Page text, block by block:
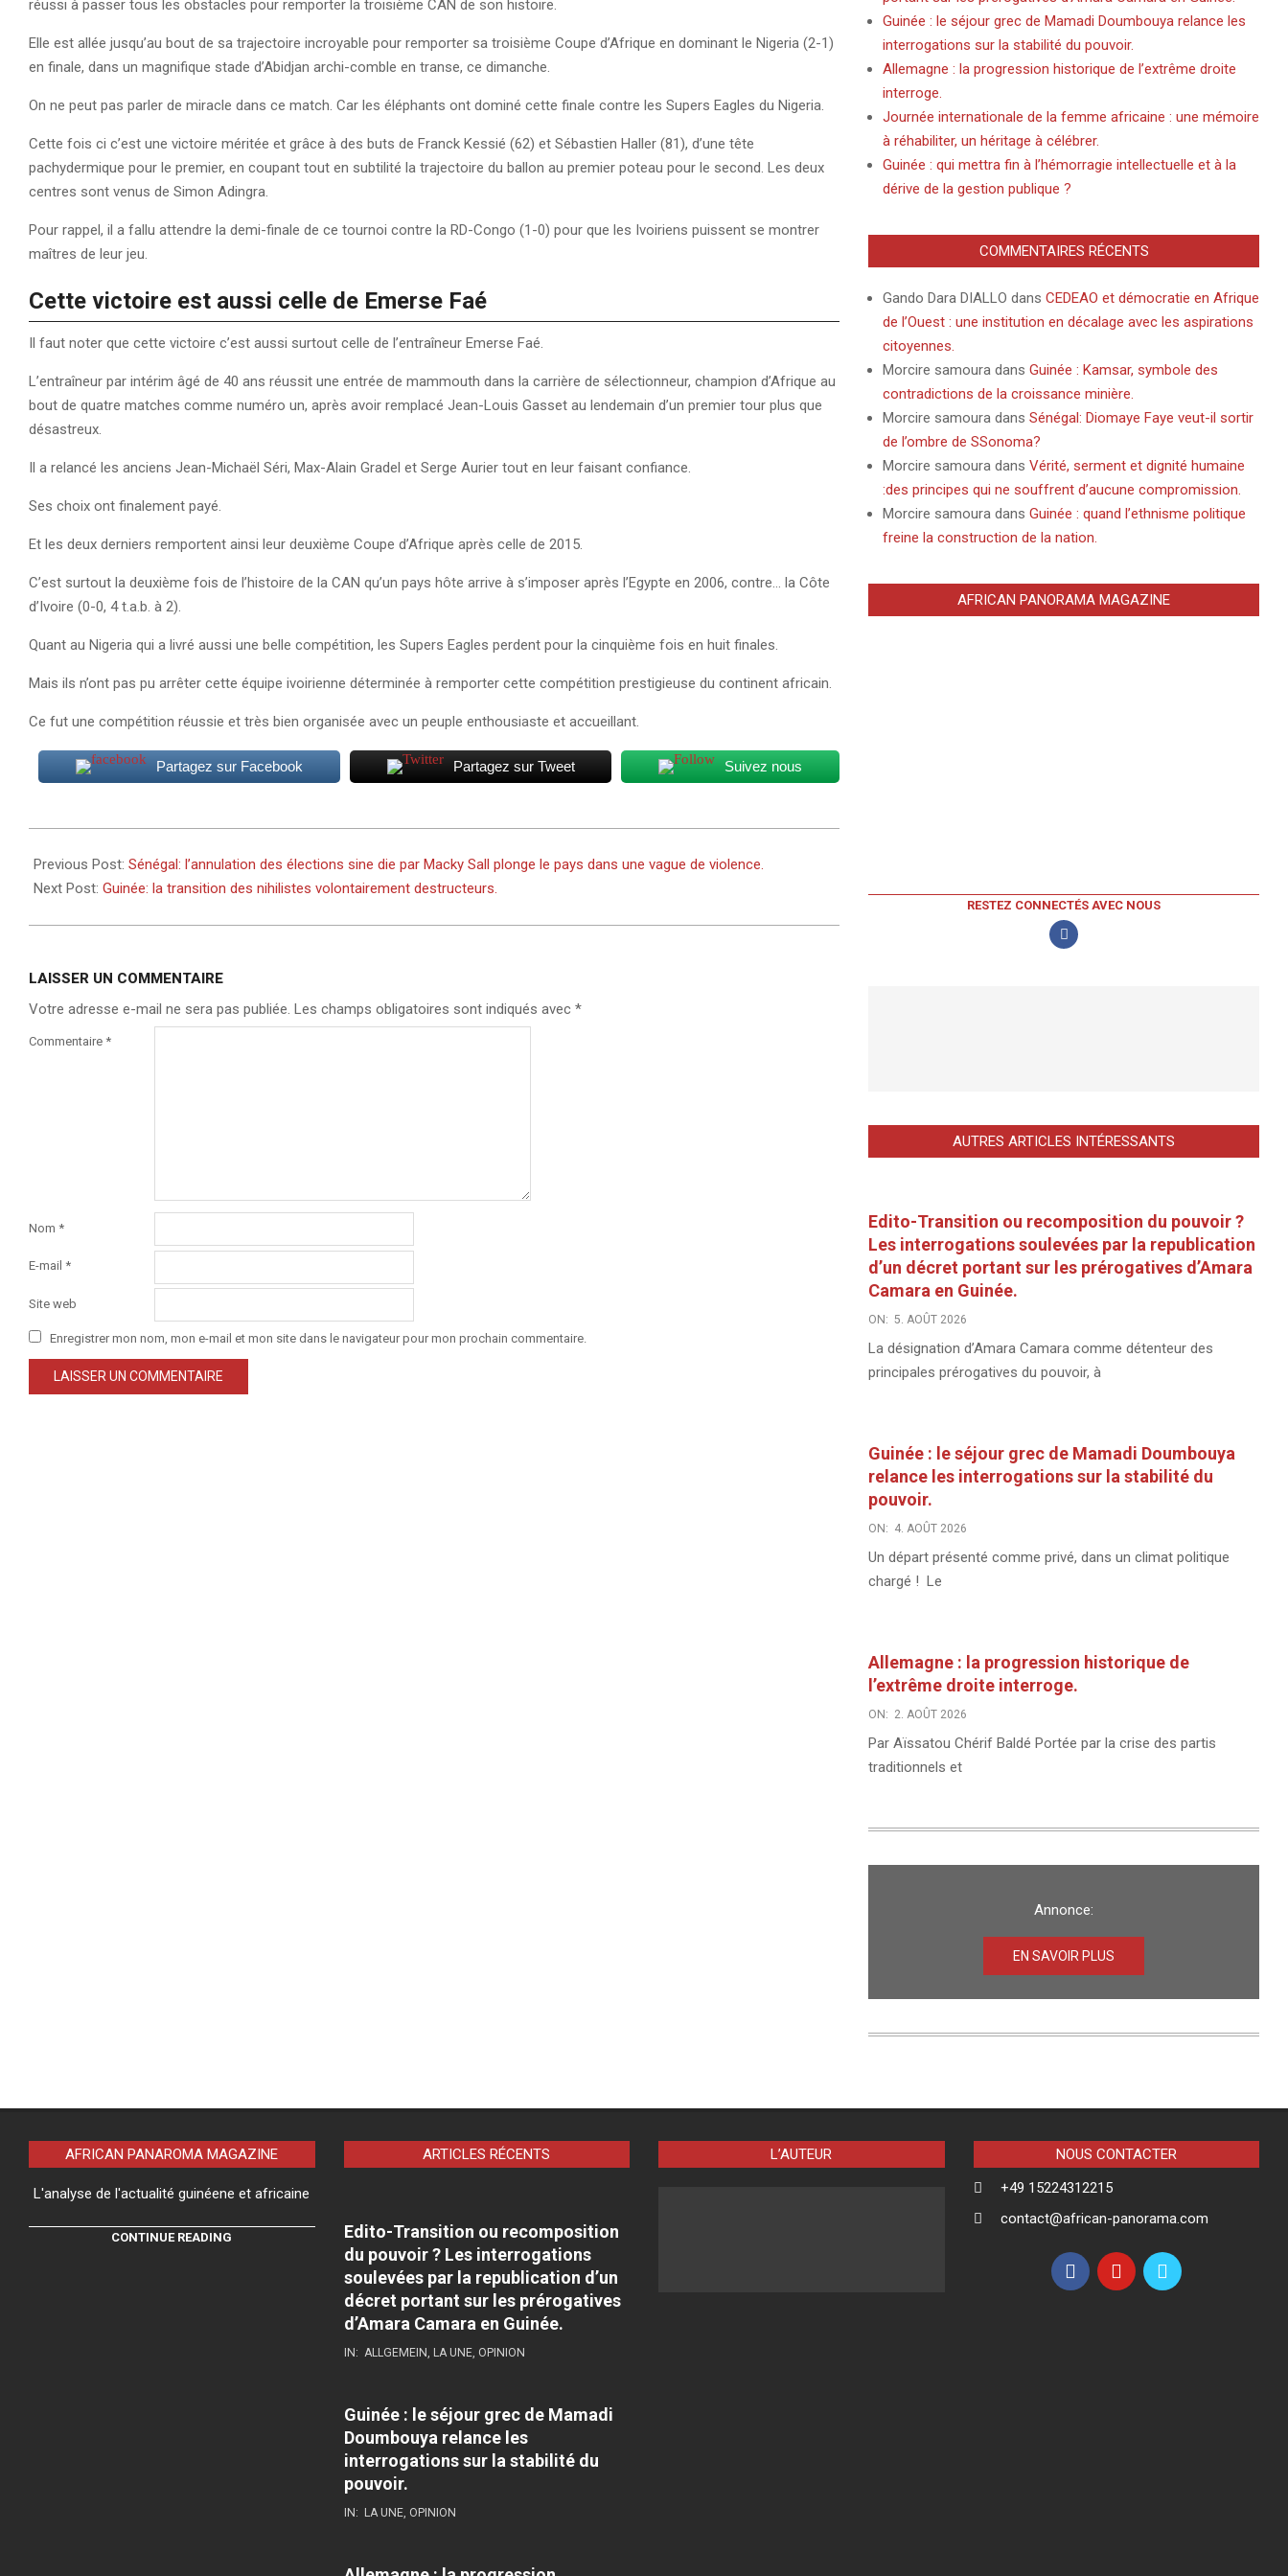
réussi à passer tous les obstacles pour remporter la troisième CAN de son histoire.
Elle est allée jusqu’au bout de sa trajectoire incroyable pour remporter sa troisième Coupe d’Afrique en dominant le Nigeria (2-1)
en finale, dans un magnifique stade d’Abidjan archi-comble en transe, ce dimanche.
On ne peut pas parler de miracle dans ce match. Car les éléphants ont dominé cette finale contre les Supers Eagles du Nigeria.
Cette fois ci c’est une victoire méritée et grâce à des buts de Franck Kessié (62) et Sébastien Haller (81), d’une tête
pachydermique pour le premier, en coupant tout en subtilité la trajectoire du ballon au premier poteau pour le second. Les deux
centres sont venus de Simon Adingra.
Pour rappel, il a fallu attendre la demi-finale de ce tournoi contre la RD-Congo (1-0) pour que les Ivoiriens puissent se montrer
maîtres de leur jeu.
Cette victoire est aussi celle de Emerse Faé
Il faut noter que cette victoire c’est aussi surtout celle de l’entraîneur Emerse Faé.
L’entraîneur par intérim âgé de 40 ans réussit une entrée de mammouth dans la carrière de sélectionneur, champion d’Afrique au
bout de quatre matches comme numéro un, après avoir remplacé Jean-Louis Gasset au lendemain d’un premier tour plus que
désastreux.
Il a relancé les anciens Jean-Michaël Séri, Max-Alain Gradel et Serge Aurier tout en leur faisant confiance.
Ses choix ont finalement payé.
Et les deux derniers remportent ainsi leur deuxième Coupe d’Afrique après celle de 2015.
C’est surtout la deuxième fois de l’histoire de la CAN qu’un pays hôte arrive à s’imposer après l’Egypte en 2006, contre… la Côte
d’Ivoire (0-0, 4 t.a.b. à 2).
Quant au Nigeria qui a livré aussi une belle compétition, les Supers Eagles perdent pour la cinquième fois en huit finales.
Mais ils n’ont pas pu arrêter cette équipe ivoirienne déterminée à remporter cette compétition prestigieuse du continent africain.
Ce fut une compétition réussie et très bien organisée avec un peuple enthousiaste et accueillant.
Partagez sur Facebook Partagez sur Tweet Suivez nous
02-
12
Previous Post: Sénégal: l’annulation des élections sine die par Macky Sall plonge le pays dans une vague de violence.
Next Post: Guinée: la transition des nihilistes volontairement destructeurs.
LAISSER UN COMMENTAIRE
Votre adresse e-mail ne sera pas publiée. Les champs obligatoires sont indiqués avec *
Commentaire *
Nom *
E-mail *
Site web
Enregistrer mon nom, mon e-mail et mon site dans le navigateur pour mon prochain commentaire.
Guinée : le séjour grec de Mamadi Doumbouya relance les
interrogations sur la stabilité du pouvoir.
Allemagne : la progression historique de l’extrême droite
interroge.
Journée internationale de la femme africaine : une mémoire
à réhabiliter, un héritage à célébrer.
Guinée : qui mettra fin à l’hémorragie intellectuelle et à la
dérive de la gestion publique ?
COMMENTAIRES RÉCENTS
Gando Dara DIALLO dans CEDEAO et démocratie en Afrique
de l’Ouest : une institution en décalage avec les aspirations
citoyennes.
Morcire samoura dans Guinée : Kamsar, symbole des
contradictions de la croissance minière.
Morcire samoura dans Sénégal: Diomaye Faye veut-il sortir
de l’ombre de SSonoma?
Morcire samoura dans Vérité, serment et dignité humaine
:des principes qui ne souffrent d’aucune compromission.
Morcire samoura dans Guinée : quand l’ethnisme politique
freine la construction de la nation.
AFRICAN PANORAMA MAGAZINE
RESTEZ CONNECTÉS AVEC NOUS
AUTRES ARTICLES INTÉRESSANTS
Edito-Transition ou recomposition du pouvoir ?
Les interrogations soulevées par la republication
d’un décret portant sur les prérogatives d’Amara
Camara en Guinée.
ON: 5. AOÛT 2026
La désignation d’Amara Camara comme détenteur des
principales prérogatives du pouvoir, à
Guinée : le séjour grec de Mamadi Doumbouya
relance les interrogations sur la stabilité du
pouvoir.
ON: 4. AOÛT 2026
Un départ présenté comme privé, dans un climat politique
chargé ! Le
Allemagne : la progression historique de
l’extrême droite interroge.
ON: 2. AOÛT 2026
Par Aïssatou Chérif Baldé Portée par la crise des partis
traditionnels et
Annonce:
EN SAVOIR PLUS
AFRICAN PANAROMA MAGAZINE
L'analyse de l'actualité guinéene et africaine
CONTINUE READING
ARTICLES RÉCENTS
Edito-Transition ou recomposition
du pouvoir ? Les interrogations
soulevées par la republication d’un
décret portant sur les prérogatives
d’Amara Camara en Guinée.
IN: ALLGEMEIN LA UNE, OPINION
Guinée : le séjour grec de Mamadi
Doumbouya relance les
interrogations sur la stabilité du
pouvoir.
IN: LA UNE, OPINION
L’AUTEUR
NOUS CONTACTER
+49 15224312215
contact@african-panorama.com